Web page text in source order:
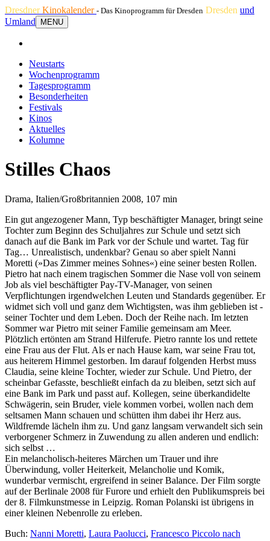
DresdnerKinokalender - Das Kinoprogramm für Dresden Dresden und
Umland
MENU
Neustarts
Wochenprogramm
Tagesprogramm
Besonderheiten
Festivals
Kinos
Aktuelles
Kolumne
Stilles Chaos
Drama, Italien/Großbritannien 2008, 107 min
Ein gut angezogener Mann, Typ beschäftigter Manager, bringt seine
Tochter zum Beginn des Schuljahres zur Schule und setzt sich
danach auf die Bank im Park vor der Schule und wartet. Tag für
Tag… Unrealistisch, undenkbar? Genau so aber spielt Nanni
Moretti (»Das Zimmer meines Sohnes«) eine seiner besten Rollen.
Pietro hat nach einem tragischen Sommer die Nase voll von seinem
Job als viel beschäftigter Pay-TV-Manager, von seinen
Verpflichtungen irgendwelchen Leuten und Standards gegenüber. Er
widmet sich voll und ganz dem Wichtigsten, was ihm geblieben ist -
seiner Tochter und dem Leben. Doch der Reihe nach. Im letzten
Sommer war Pietro mit seiner Familie gemeinsam am Meer.
Plötzlich ertönten am Strand Hilferufe. Pietro rannte los und rettete
eine Frau aus der Flut. Als er nach Hause kam, war seine Frau tot,
aus heiterem Himmel gestorben. Im darauf folgenden Herbst muss
Claudia, seine kleine Tochter, wieder zur Schule. Und Pietro, der
scheinbar Gefasste, beschließt einfach da zu bleiben, setzt sich auf
eine Bank im Park und passt auf. Kollegen, seine überkandidelte
Schwägerin, sein Bruder, viele kommen vorbei, wollen nach dem
seltsamen Mann schauen und schütten ihm dabei ihr Herz aus.
Wildfremde lächeln ihm zu. Und ganz langsam verwandelt sich sein
verborgener Schmerz in Zuwendung zu allen anderen und endlich:
sich selbst …
Ein melancholisch-heiteres Märchen um Trauer und ihre
Überwindung, voller Heiterkeit, Melancholie und Komik,
wunderbar vermischt, ergreifend in seiner Balance. Der Film sorgte
auf der Berlinale 2008 für Furore und erhielt den Publikumspreis bei
der 8. Filmkunstmesse in Leipzig. Roman Polanski ist übrigens in
einer kleinen Nebenrolle zu erleben.
Buch: Nanni Moretti, Laura Paolucci, Francesco Piccolo nach